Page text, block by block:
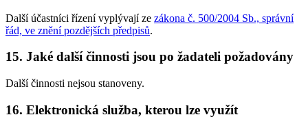
Další účastníci řízení vyplývají ze zákona č. 500/2004 Sb., správní
řád, ve znění pozdějších předpisů.
15. Jaké další činnosti jsou po žadateli požadovány
Další činnosti nejsou stanoveny.
16. Elektronická služba, kterou lze využít